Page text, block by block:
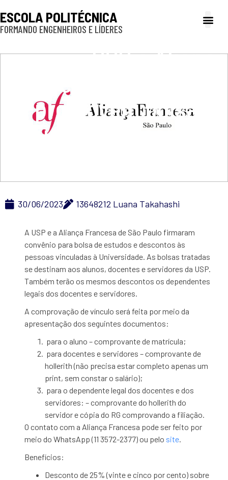
ESCOLA POLITÉCNICA
FORMANDO ENGENHEIROS E LÍDERES
USP e Aliança
Francesa de São Paulo
promovem bolsa de
estudos e descontos à
30/06/2023 13648212 Luana Takahashi
A USP e a Aliança Francesa de São Paulo firmaram
convênio para bolsa de estudos e descontos às
pessoas vinculadas à Universidade. As bolsas tratadas
se destinam aos alunos, docentes e servidores da USP.
Também terão os mesmos descontos os dependentes
legais dos docentes e servidores.
A comprovação de vínculo será feita por meio da
apresentação dos seguintes documentos:
para o aluno – comprovante de matrícula;
para docentes e servidores – comprovante de
hollerith (não precisa estar completo apenas um
print, sem constar o salário);
para o dependente legal dos docentes e dos
servidores: – comprovante do hollerith do
servidor e cópia do RG comprovando a filiação.
O contato com a Aliança Francesa pode ser feito por
meio do WhatsApp (11 3572-2377) ou pelo site.
Benefícios:
Desconto de 25% (vinte e cinco por cento) sobre